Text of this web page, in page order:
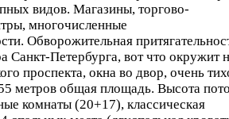
видов. Магазины, торгово-
многочисленные
Обворожительная
Санкт-Петербурга, вот что окружит
проспекта, окна во двор, очень
метров общая площадь. Высота
комнаты (20+17), классическая